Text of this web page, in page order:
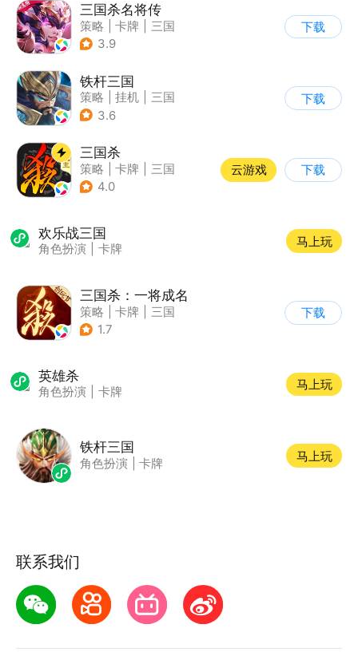
三国杀名将传
策略 卡牌
三国
| Q版
3.9
下载
铁杆三国
策略 挂机
三国
| 中国风
3.6
下载
三国杀
策略 卡牌
三国
| 三国杀
4.0
云游戏 下载
欢乐战三国
角色扮演 卡牌
马上玩
三国杀：一将成名
策略 卡牌
三国
| 三国杀
1.7
下载
英雄杀
角色扮演 卡牌
马上玩
铁杆三国
角色扮演 卡牌
马上玩
联系我们